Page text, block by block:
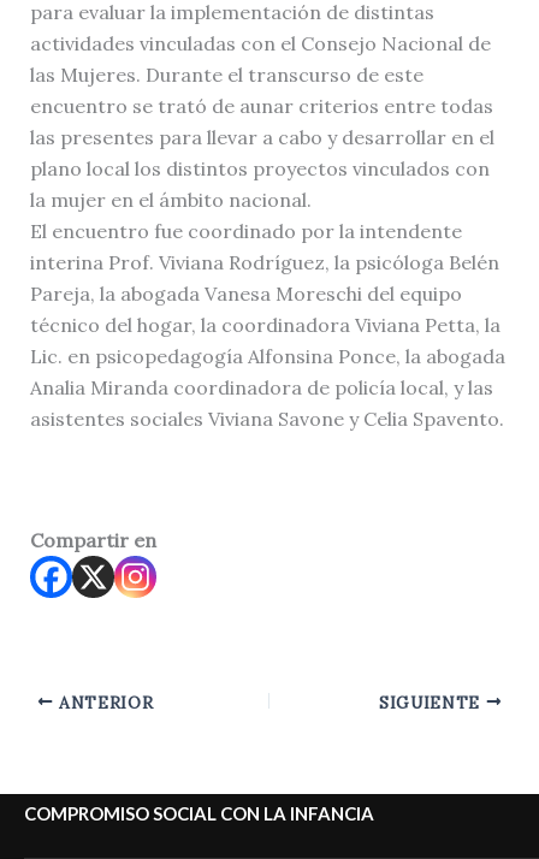
para evaluar la implementación de distintas
actividades vinculadas con el Consejo Nacional de
las Mujeres. Durante el transcurso de este
encuentro se trató de aunar criterios entre todas
las presentes para llevar a cabo y desarrollar en el
plano local los distintos proyectos vinculados con
la mujer en el ámbito nacional.
El encuentro fue coordinado por la intendente
interina Prof. Viviana Rodríguez, la psicóloga Belén
Pareja, la abogada Vanesa Moreschi del equipo
técnico del hogar, la coordinadora Viviana Petta, la
Lic. en psicopedagogía Alfonsina Ponce, la abogada
Analia Miranda coordinadora de policía local, y las
asistentes sociales Viviana Savone y Celia Spavento.
Compartir en
ANTERIOR SIGUIENTE
COMPROMISO SOCIAL CON LA INFANCIA